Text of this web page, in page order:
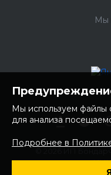
Мы
Мы используем файлы
для анализа
Подробнее в